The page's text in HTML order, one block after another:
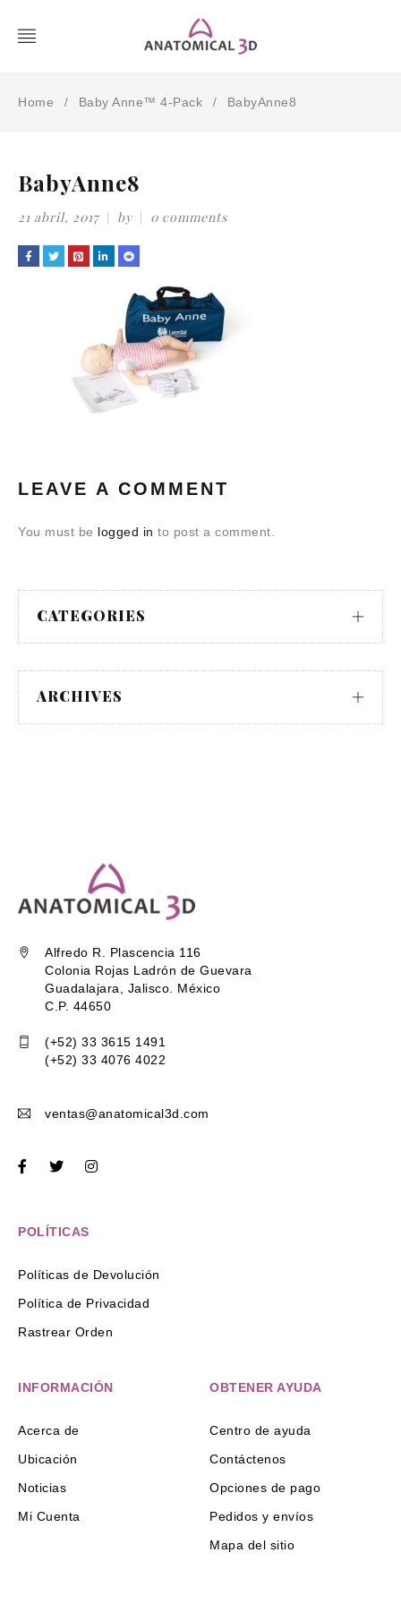
Home / Baby Anne™ 4-Pack / BabyAnne8
BabyAnne8
21 abril, 2017 by 0 comments
LEAVE A COMMENT
You must be logged in to post a comment.
CATEGORIES
ARCHIVES
Alfredo R. Plascencia 116
Colonia Rojas Ladrón de Guevara
Guadalajara, Jalisco. México
C.P. 44650
(+52) 33 3615 1491
(+52) 33 4076 4022
ventas@anatomical3d.com
POLÍTICAS
Políticas de Devolución
Política de Privacidad
Rastrear Orden
INFORMACIÓN
Acerca de
Ubicación
Noticias
Mi Cuenta
OBTENER AYUDA
Centro de ayuda
Contáctenos
Opciones de pago
Pedidos y envíos
Mapa del sitio